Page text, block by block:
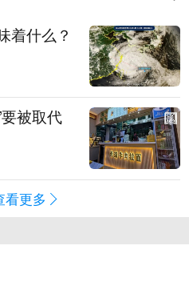
着什么？
被取代
看更多